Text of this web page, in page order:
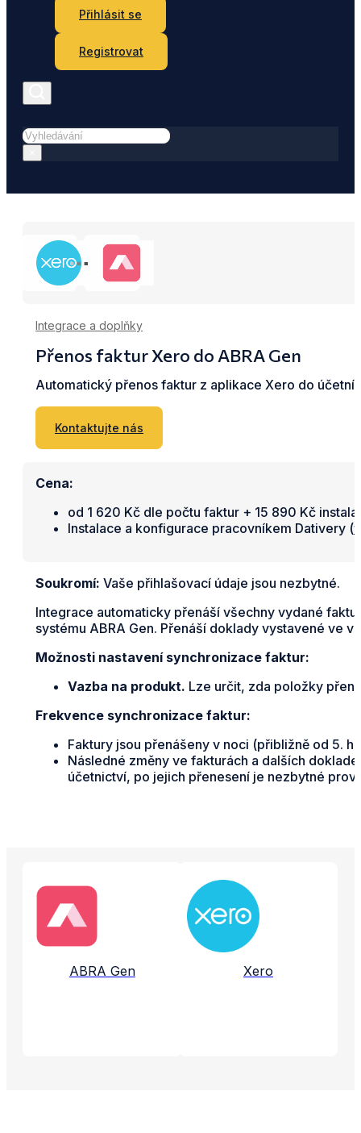
Přihlásit se
Registrovat
Hledat
Integrace a doplňky
Přenos faktur Xero do ABRA Gen
Automatický přenos faktur z aplikace Xero do
Kontaktujte nás
Cena:
od 1 620 Kč dle počtu faktur + 15 890 Kč
Instalace a konfigurace pracovníkem Dativery (
Soukromí: Vaše přihlašovací údaje jsou nezbytné.
Integrace automaticky přenáší všechny vydané
systému ABRA Gen. Přenáší doklady vystavené ve
Možnosti nastavení synchronizace faktur:
Vazba na produkt. Lze určit, zda položky
Frekvence synchronizace faktur:
Faktury jsou přenášeny v noci (přibližně od 5.
Následné změny ve fakturách a dalších
účetnictví, po jejich přenesení je nezbytné
Propojené aplikace a služby
ABRA Gen Xero